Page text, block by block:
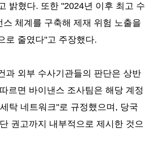
밝혔다. 또한 "2024년 이후 최고 수
스 체계를 구축해 제재 위험 노출을
로 줄였다"고 주장했다.
과 외부 수사기관들의 판단은 상반
르면 바이낸스 조사팀은 해당 계정
탁 네트워크"로 규정했으며, 당국
권고까지 내부적으로 제시한 것으